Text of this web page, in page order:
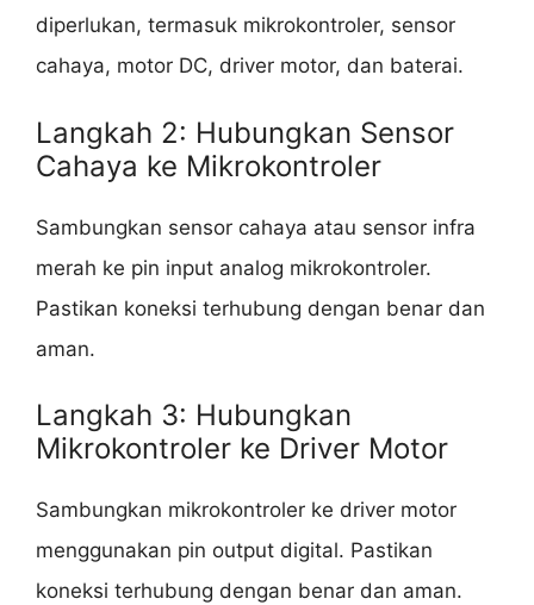
diperlukan, termasuk mikrokontroler, sensor
cahaya, motor DC, driver motor, dan baterai.
Langkah 2: Hubungkan Sensor
Cahaya ke Mikrokontroler
Sambungkan sensor cahaya atau sensor infra
merah ke pin input analog mikrokontroler.
Pastikan koneksi terhubung dengan benar dan
aman.
Langkah 3: Hubungkan
Mikrokontroler ke Driver Motor
Sambungkan mikrokontroler ke driver motor
menggunakan pin output digital. Pastikan
koneksi terhubung dengan benar dan aman.